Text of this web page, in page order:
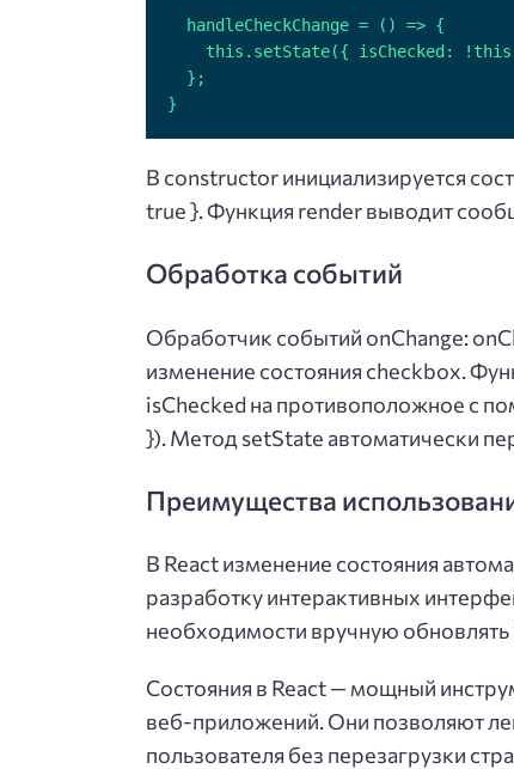
}
В constructor инициализируется
true }. Функция render выводит
Обработка событий
Обработчик событий onChange:
изменение состояния checkbox.
isChecked на противоположное с
}). Метод setState автоматически
Преимущества
В React изменение состояния
разработку интерактивных
необходимости вручную
Состояния в React — мощный
веб-приложений. Они позволяют
пользователя без перезагрузки